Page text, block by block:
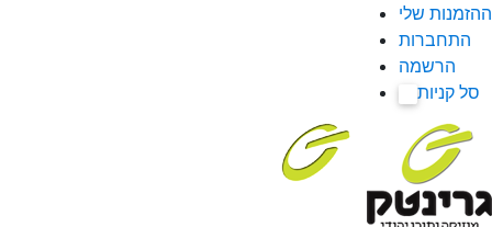
ההזמנות שלי
התחברות
הרשמה
סל קניות